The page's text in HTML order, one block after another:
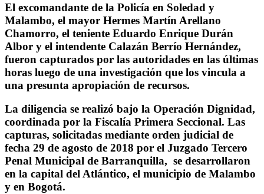
El excomandante de la Policía en Soledad y
Malambo, el mayor Hermes Martín Arellano
Chamorro, el teniente Eduardo Enrique Durán
Albor y el intendente Calazán Berrío Hernández,
fueron capturados por las autoridades en las últimas
horas luego de una investigación que los vincula a
una presunta apropiación de recursos.
La diligencia se realizó bajo la Operación Dignidad,
coordinada por la Fiscalía Primera Seccional. Las
capturas, solicitadas mediante orden judicial de
fecha 29 de agosto de 2018 por el Juzgado Tercero
Penal Municipal de Barranquilla, se desarrollaron
en la capital del Atlántico, el municipio de Malambo
y en Bogotá.